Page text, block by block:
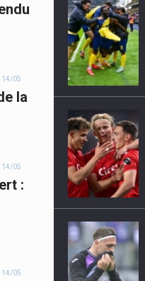
14/05
la
14/05
:
14/05